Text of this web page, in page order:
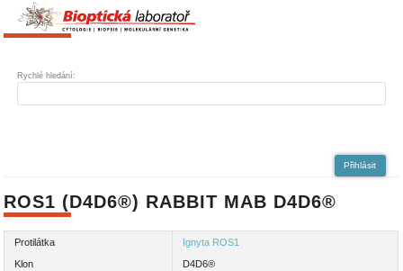
Rychlé hledání:
Přihlásit
ROS1 (D4D6®) RABBIT MAB D4D6®
Protilátka
Ignyta ROS1
Klon
D4D6®